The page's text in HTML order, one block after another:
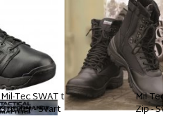
Mil-Tec SWAT taktiske
Støvler - Svart
Mil Tec
Zip -